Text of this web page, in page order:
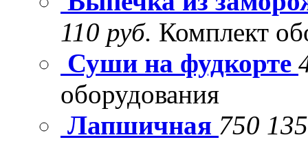
110 руб. Комплект
Суши на фудкорте
оборудования
Лапшичная 750